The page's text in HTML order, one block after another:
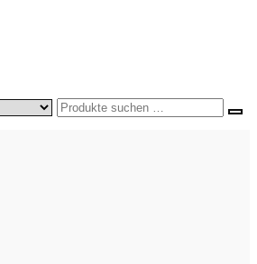
die beste Investition für mehr